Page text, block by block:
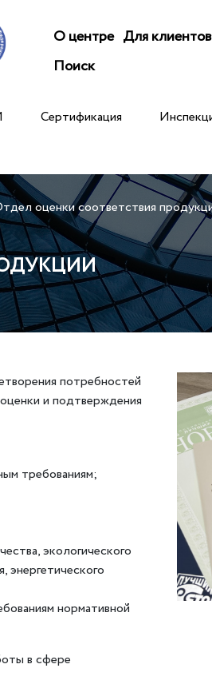
О центре Для клиентов
Поиск
Сертификация
оценки соответствия
потребностей
и подтверждения
требованиям;
экологического
энергетического
нормативной
в сфере